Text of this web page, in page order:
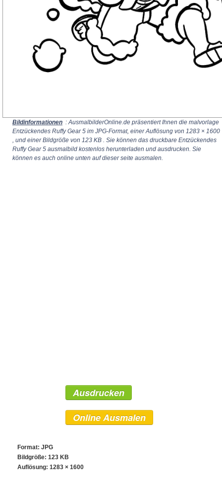
Bildinformationen : AusmalbilderOnline.de präsentiert Ihnen die malvorlage
Entzückendes Ruffy Gear 5 im JPG-Format, einer Auflösung von 1283 × 1600
, und einer Bildgröße von 123 KB . Sie können das druckbare Entzückendes
Ruffy Gear 5 ausmalbild kostenlos herunterladen und ausdrucken. Sie
können es auch online unten auf dieser seite ausmalen.
Ausdrucken
Online Ausmalen
Format: JPG
Bildgröße: 123 KB
Auflösung: 1283 × 1600